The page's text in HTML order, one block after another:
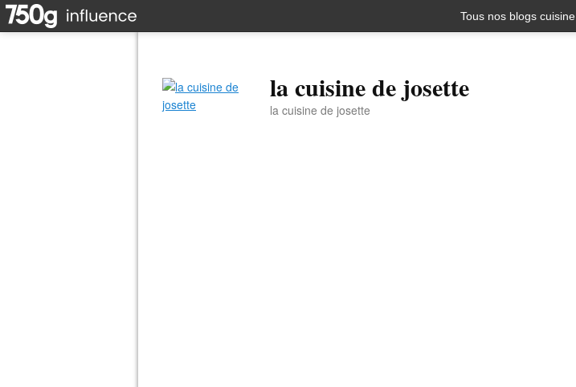
Tous nos blogs cuisine
la cuisine de josette
la cuisine de josette